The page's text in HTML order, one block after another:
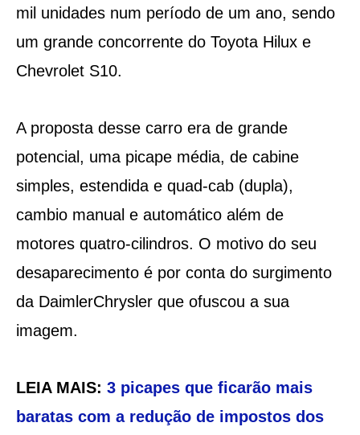
mil unidades num período de um ano, sendo
um grande concorrente do Toyota Hilux e
Chevrolet S10.
A proposta desse carro era de grande
potencial, uma picape média, de cabine
simples, estendida e quad-cab (dupla),
cambio manual e automático além de
motores quatro-cilindros. O motivo do seu
desaparecimento é por conta do surgimento
da DaimlerChrysler que ofuscou a sua
imagem.
LEIA MAIS: 3 picapes que ficarão mais
baratas com a redução de impostos dos